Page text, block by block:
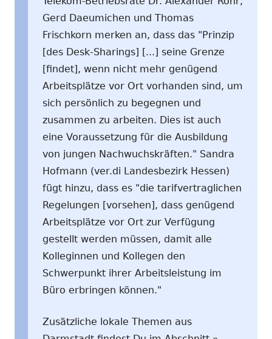
Gerd Daeumichen und Thomas
Frischkorn merken an, dass das "Prinzip
[des Desk-Sharings] [...] seine Grenze
[findet], wenn nicht mehr genügend
Arbeitsplätze vor Ort vorhanden sind, um
sich persönlich zu begegnen und
zusammen zu arbeiten. Dies ist auch
eine Voraussetzung für die Ausbildung
von jungen Nachwuchskräften." Sandra
Hofmann (ver.di Landesbezirk Hessen)
fügt hinzu, dass es "die tarifvertraglichen
Regelungen [vorsehen], dass genügend
Arbeitsplätze vor Ort zur Verfügung
gestellt werden müssen, damit alle
Kolleginnen und Kollegen den
Schwerpunkt ihrer Arbeitsleistung im
Büro erbringen können."
Zusätzliche lokale Themen aus